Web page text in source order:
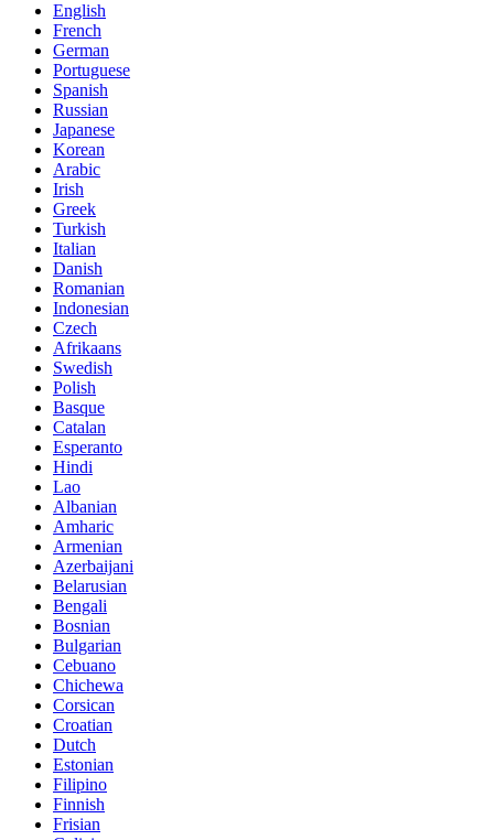
English
French
German
Portuguese
Spanish
Russian
Japanese
Korean
Arabic
Irish
Greek
Turkish
Italian
Danish
Romanian
Indonesian
Czech
Afrikaans
Swedish
Polish
Basque
Catalan
Esperanto
Hindi
Lao
Albanian
Amharic
Armenian
Azerbaijani
Belarusian
Bengali
Bosnian
Bulgarian
Cebuano
Chichewa
Corsican
Croatian
Dutch
Estonian
Filipino
Finnish
Frisian